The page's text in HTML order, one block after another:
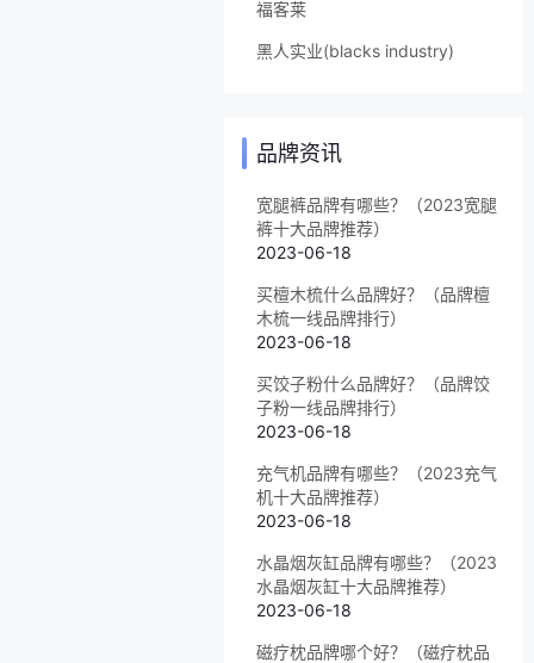
福客莱
黑人实业(blacks industry)
品牌资讯
宽腿裤品牌有哪些？（2023宽腿
裤十大品牌推荐）
2023-06-18
买檀木梳什么品牌好？（品牌檀
木梳一线品牌排行）
2023-06-18
买饺子粉什么品牌好？（品牌饺
子粉一线品牌排行）
2023-06-18
充气机品牌有哪些？（2023充气
机十大品牌推荐）
2023-06-18
水晶烟灰缸品牌有哪些？（2023
水晶烟灰缸十大品牌推荐）
2023-06-18
磁疗枕品牌哪个好？（磁疗枕品